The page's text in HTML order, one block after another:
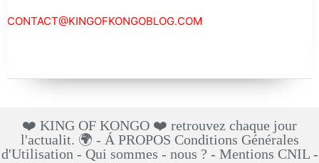
CONTACT@KINGOFKONGOBLOG.COM
❤️ KING OF KONGO ❤️ retrouvez chaque jour
l'actualit. 🌍 - Á PROPOS Conditions Générales
d'Utilisation - Qui sommes - nous ? - Mentions CNIL -